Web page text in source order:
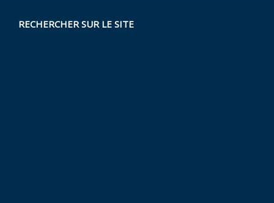
RECHERCHER SUR LE SITE